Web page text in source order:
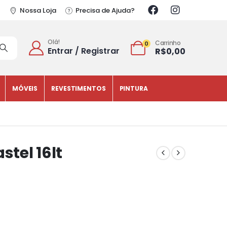
Nossa Loja Precisa de Ajuda?
Olá!
Entrar / Registrar
0 Carrinho
R$0,00
MÓVEIS REVESTIMENTOS PINTURA
16lt